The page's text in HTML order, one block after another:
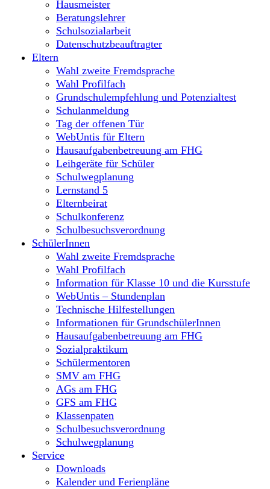
Hausmeister
Beratungslehrer
Schulsozialarbeit
Datenschutzbeauftragter
Eltern
Wahl zweite Fremdsprache
Wahl Profilfach
Grundschulempfehlung und Potenzialtest
Schulanmeldung
Tag der offenen Tür
WebUntis für Eltern
Hausaufgabenbetreuung am FHG
Leihgeräte für Schüler
Schulwegplanung
Lernstand 5
Elternbeirat
Schulkonferenz
Schulbesuchsverordnung
SchülerInnen
Wahl zweite Fremdsprache
Wahl Profilfach
Information für Klasse 10 und die Kursstufe
WebUntis – Stundenplan
Technische Hilfestellungen
Informationen für GrundschülerInnen
Hausaufgabenbetreuung am FHG
Sozialpraktikum
Schülermentoren
SMV am FHG
AGs am FHG
GFS am FHG
Klassenpaten
Schulbesuchsverordnung
Schulwegplanung
Service
Downloads
Kalender und Ferienpläne